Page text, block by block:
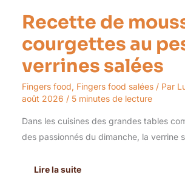
Recette de
courgettes au
verrines salées
Fingers food, Fingers food salées/ Par
août 2026 / 5 minutes de lecture
Dans les cuisines des grandes tables
des passionnés du dimanche, la verrine
Lire la suite